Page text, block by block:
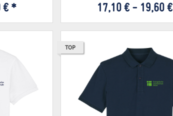
€ *
17,10 € - 19,60 €
TOP